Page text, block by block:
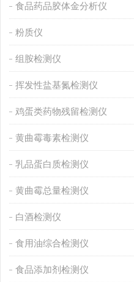
食品药品胶体金分析仪
粉质仪
组胺检测仪
挥发性盐基氮检测仪
鸡蛋类药物残留检测仪
黄曲霉毒素检测仪
乳品蛋白质检测仪
黄曲霉总量检测仪
白酒检测仪
食用油综合检测仪
食品添加剂检测仪